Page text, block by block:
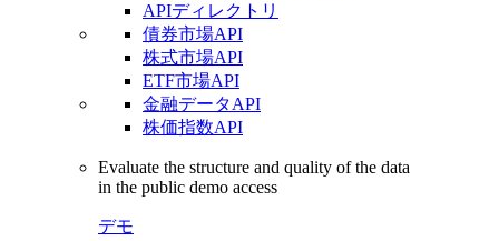
APIディレクトリ
債券市場API
株式市場API
ETF市場API
金融データAPI
株価指数API
Evaluate the structure and quality of the data
in the public demo access
デモ